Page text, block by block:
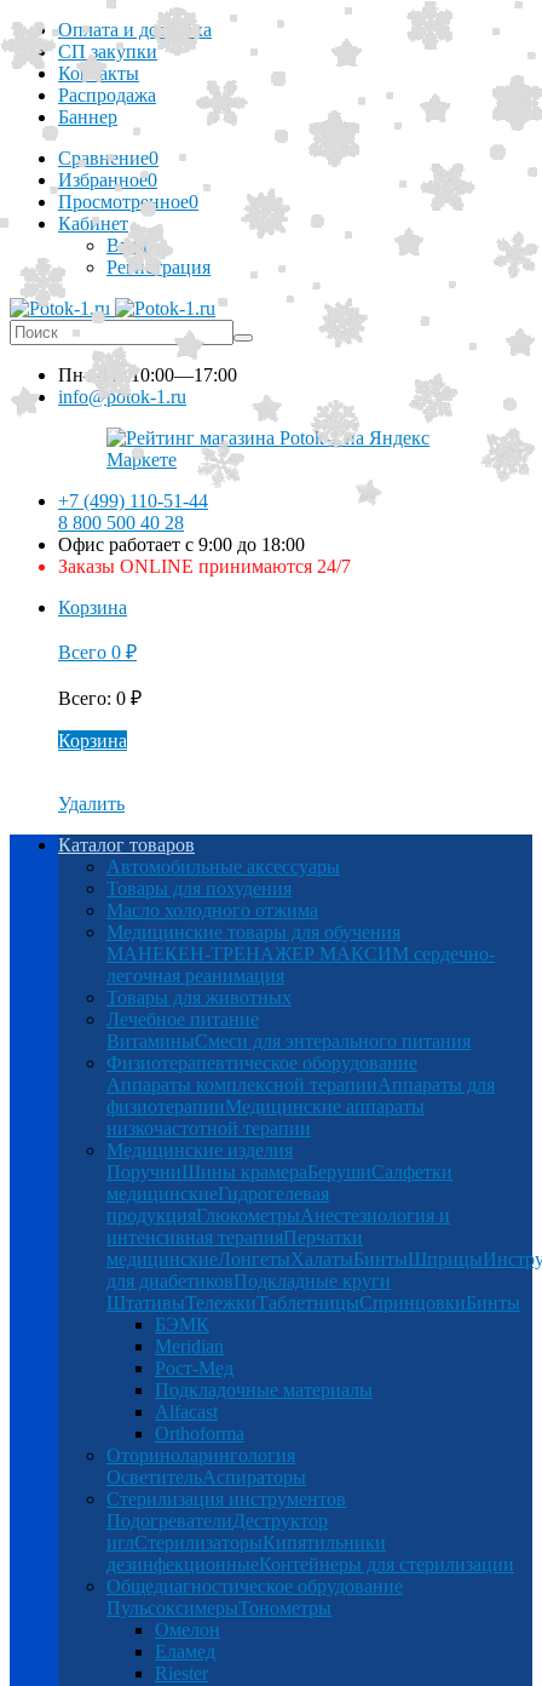
Оплата и доставка
СП закупки
Контакты
Распродажа
Баннер
Сравнение0
Избранное0
Просмотренное0
Кабинет
Вход
Регистрация
Пн—Пт10:00—17:00
info@potok-1.ru
+7 (499) 110-51-44
8 800 500 40 28
Офис работает с 9:00 до 18:00
Заказы ONLINE принимаются 24/7
Корзина
Всего 0 ₽
Всего: 0 ₽
Корзина
Удалить
Каталог товаров
Автомобильные аксессуары
Товары для похудения
Масло холодного отжима
Медицинские товары для обучения
МАНЕКЕН-ТРЕНАЖЕР МАКСИМ сердечно-
легочная реанимация
Товары для животных
Лечебное питание
ВитаминыСмеси для энтерального питания
Физиотерапевтическое оборудование
Аппараты комплексной терапииАппараты для
физиотерапииМедицинские аппараты
низкочастотной терапии
Медицинские изделия
ПоручниШины крамераБерушиСалфетки
медицинскиеГидрогелевая
продукцияГлюкометрыАнестезиология и
интенсивная терапияПерчатки
медицинскиеЛонгетыХалатыБинтыШприцы
для диабетиковПодкладные круги
ШтативыТележкиТаблетницыСпринцовкиБинты
БЭМК
Meridian
Рост-Мед
Подкладочные материалы
Alfacast
Orthoforma
Оториноларингология
ОсветительАспираторы
Стерилизация инструментов
ПодогревателиДеструктор
иглСтерилизаторыКипятильники
дезинфекционныеКонтейнеры для стерилизации
Общедиагностическое обрудование
ПульсоксимерыТонометры
Омелон
Еламед
Riester